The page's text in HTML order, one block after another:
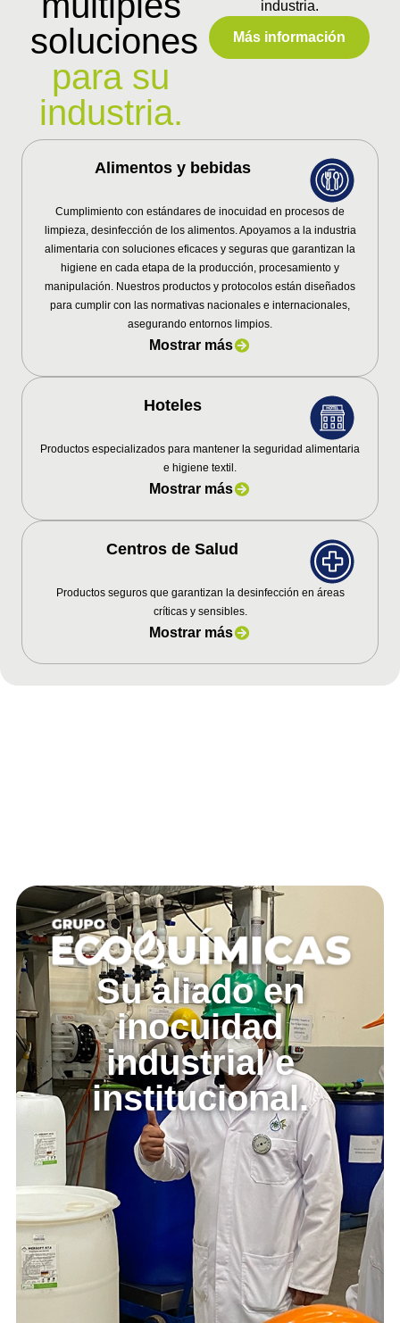
soluciones
para su
industria.
industria.
Más información
Alimentos y bebidas
Cumplimiento con estándares de inocuidad en procesos de
limpieza, desinfección de los alimentos. Apoyamos a la industria
alimentaria con soluciones eficaces y seguras que garantizan la
higiene en cada etapa de la producción, procesamiento y
manipulación. Nuestros productos y protocolos están diseñados
para cumplir con las normativas nacionales e internacionales,
asegurando entornos limpios.
Mostrar más
Hoteles
Productos especializados para mantener la seguridad alimentaria
e higiene textil.
Mostrar más
Centros de Salud
Productos seguros que garantizan la desinfección en áreas
críticas y sensibles.
Mostrar más
Su aliado en
inocuidad
industrial e
institucional.